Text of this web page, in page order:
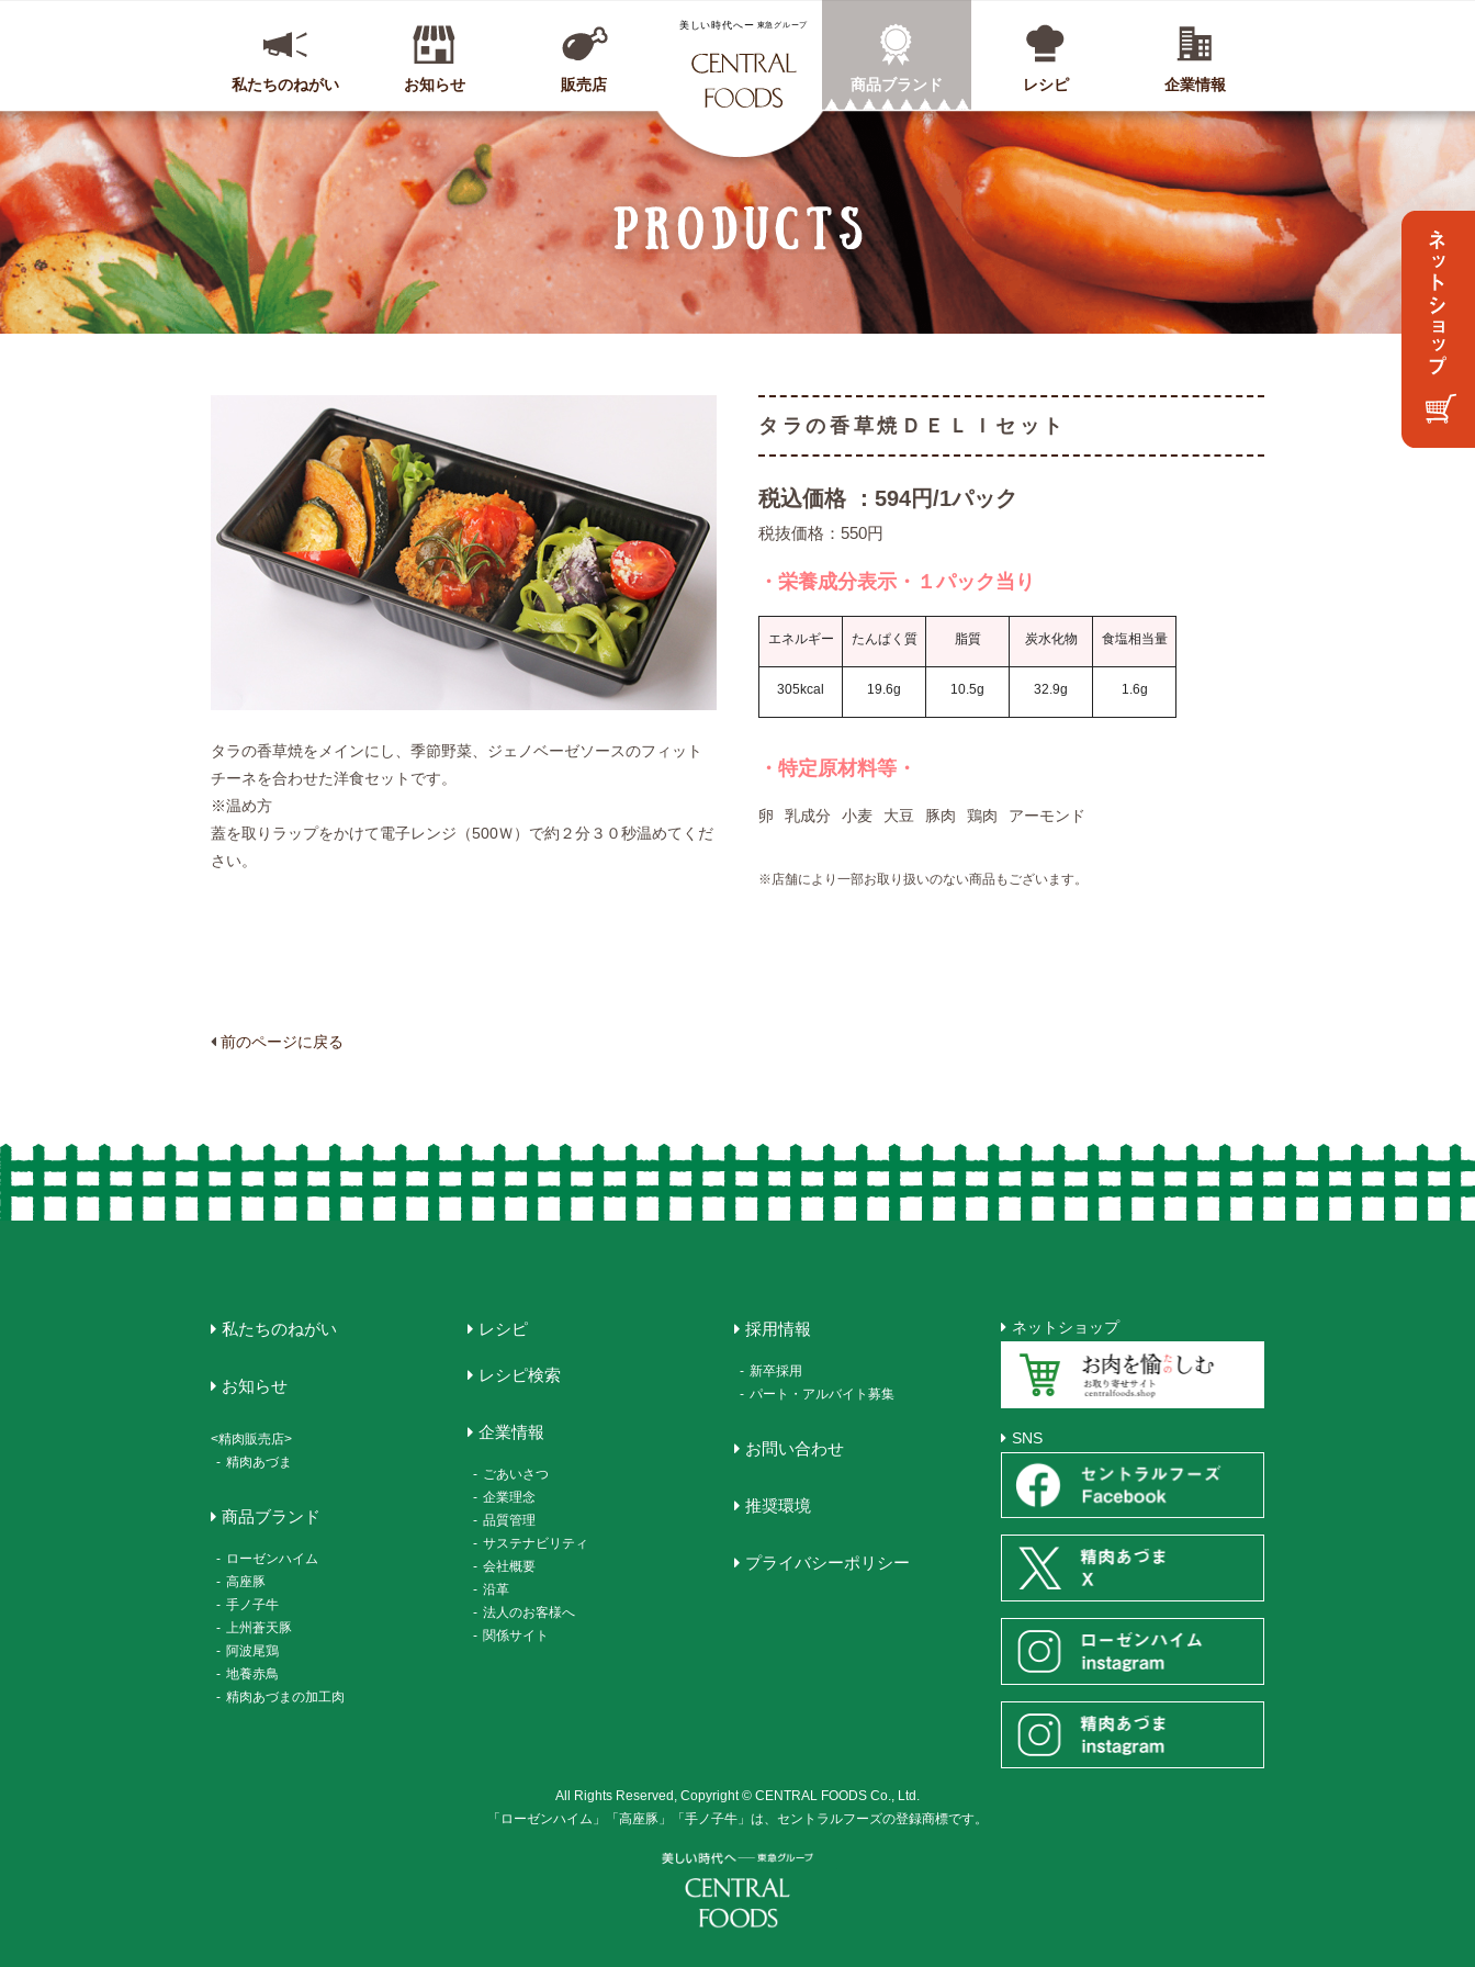
CENTRAL FOODS
私たちのねがい お知らせ 販売店 商品ブランド レシピ 企業情報
タラの香草焼をメインにし、季節野菜、ジェノベーゼソースのフィット
チーネを合わせた洋食セットです。
※温め方
蓋を取りラップをかけて電子レンジ（500Ｗ）で約２分３０秒温めてくだ
さい。
タラの香草焼ＤＥＬＩセット
税込価格 ：594円/1パック
税抜価格：550円
・栄養成分表示・１パック当り
エネルギー
305kcal
たんぱく質
19.6g
脂質
10.5g
炭水化物
32.9g
食塩相当量
1.6g
・特定原材料等・
卵 乳成分 小麦 大豆 豚肉 鶏肉 アーモンド
※店舗により一部お取り扱いのない商品もございます。
前のページに戻る
ネットショップ
SNS
私たちのねがい
お知らせ
<精肉販売店>
- 精肉あづま
商品ブランド
- ローゼンハイム
- 高座豚
- 手ノ子牛
- 上州蒼天豚
- 阿波尾鶏
- 地養赤鳥
- 精肉あづまの加工肉
レシピ
レシピ検索
企業情報
- ごあいさつ
- 企業理念
- 品質管理
- サステナビリティ
- 会社概要
- 沿革
- 法人のお客様へ
- 関係サイト
採用情報
- 新卒採用
- パート・アルバイト募集
お問い合わせ
推奨環境
プライバシーポリシー
All Rights Reserved, Copyright © CENTRAL FOODS Co., Ltd.
「ローゼンハイム」「高座豚」「手ノ子牛」は、セントラルフーズの登録商標です。